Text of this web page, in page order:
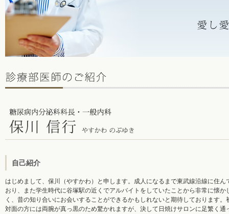
自己紹介
はじめまして、保川（やすかわ）と申します。成人になるまで東武線沿線に住ん
おり、また学生時代に谷塚駅の近くでアルバイトをしていたことから非常に懐か
く、昔の知り合いにお会いすることができるかもしれないと期待しております。
対面の方には両腕が真っ黒のため驚かれますが、決して日焼けサロンに足繁く通